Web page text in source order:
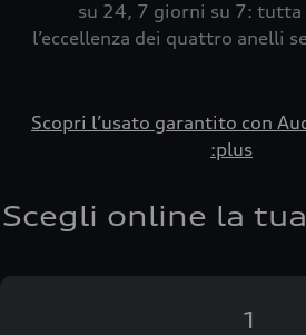
su 24, 7 giorni su 7: tutta
l’eccellenza dei quattro anelli
Scopri l’usato garantito con
:plus
Scegli online la
1